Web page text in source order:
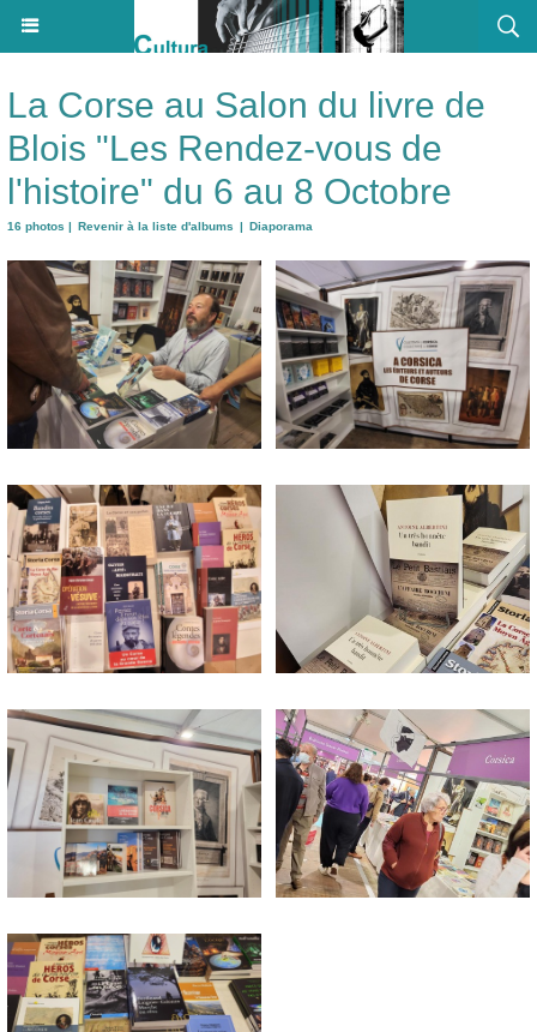
La Corse au Salon du livre de
Blois "Les Rendez-vous de
l'histoire" du 6 au 8 Octobre
16 photos | Revenir à la liste d'albums | Diaporama